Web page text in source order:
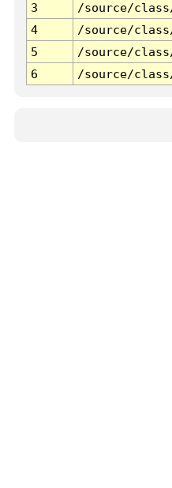
3
/source/
4
/source/
5
/source/
6
/source/